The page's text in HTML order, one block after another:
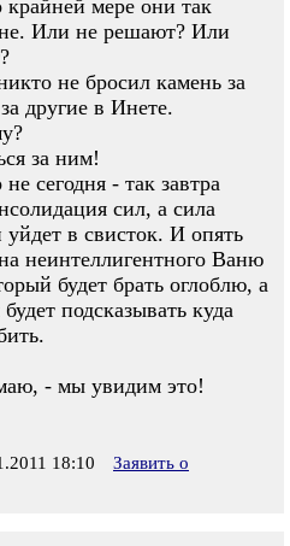
мере они так
Или не решают? Или
не бросил камень за
другие в Инете.
за ним!
сегодня - так завтра
сил, а сила
в свисток. И опять
неинтеллигентного Ваню
будет брать оглоблю, а
подсказывать куда
- мы увидим это!
18:10
Заявить о